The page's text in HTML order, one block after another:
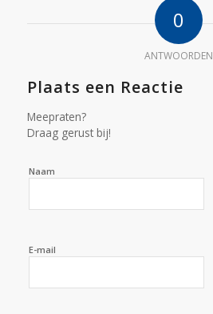
0
ANTWOORDEN
Plaats een Reactie
Meepraten?
Draag gerust bij!
Naam
E-mail